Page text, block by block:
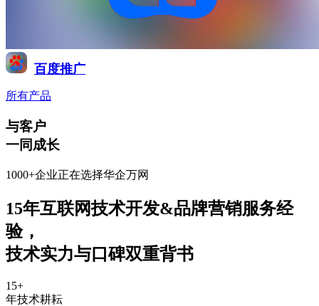
百度推广
所有产品
与客户
一同成长
1000+企业正在选择华企万网
15年互联网技术开发&品牌营销服务经
验，
技术实力与口碑双重背书
15+
年技术耕耘